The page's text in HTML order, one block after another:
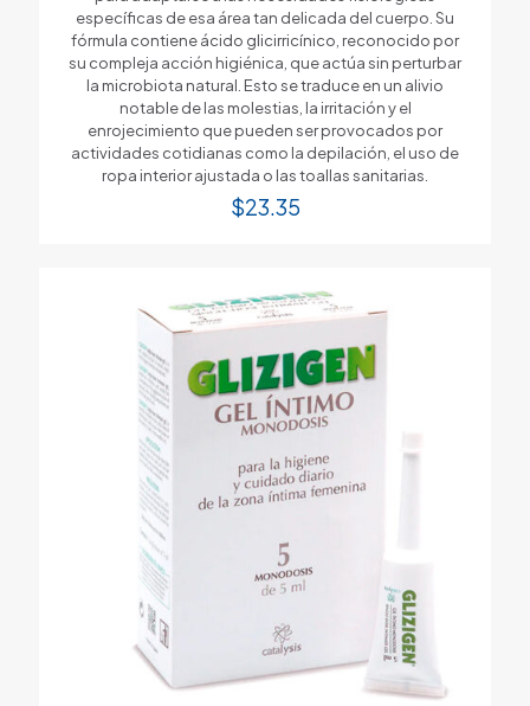
específicas de esa área tan delicada del cuerpo. Su
fórmula contiene ácido glicirricínico, reconocido por
su compleja acción higiénica, que actúa sin perturbar
la microbiota natural. Esto se traduce en un alivio
notable de las molestias, la irritación y el
enrojecimiento que pueden ser provocados por
actividades cotidianas como la depilación, el uso de
ropa interior ajustada o las toallas sanitarias.
$23.35